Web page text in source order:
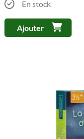
En stock
Ajouter